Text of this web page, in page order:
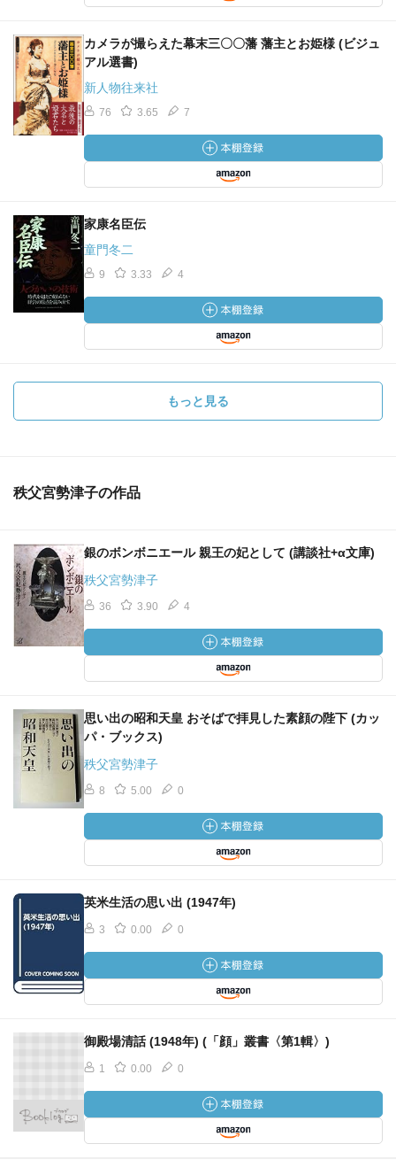
カメラが撮らえた幕末三〇〇藩 藩主とお姫様 (ビジュ
アル選書)
新人物往来社
76 3.65 7
家康名臣伝
童門冬二
9 3.33 4
もっと見る
秩父宮勢津子の作品
銀のボンボニエール 親王の妃として (講談社+α文庫)
秩父宮勢津子
36 3.90 4
思い出の昭和天皇 おそばで拝見した素顔の陛下 (カッ
パ・ブックス)
秩父宮勢津子
8 5.00 0
英米生活の思い出 (1947年)
3 0.00 0
御殿場清話 (1948年) (「顔」叢書〈第1輯〉)
1 0.00 0